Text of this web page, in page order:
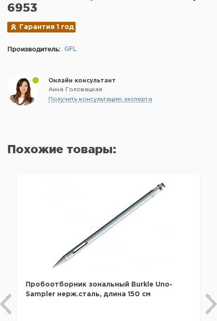
6953
Гарантия 1 год
Производитель: GFL
Онлайн консультант
Анна Головацкая
Получить консультацию эксперта
Похожие товары:
Пробоотборник зональный Burkle Uno-
Sampler нерж.сталь, длина 150 см